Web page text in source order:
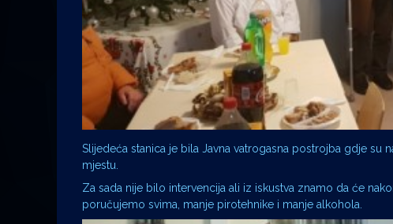
Slijedeća stanica je bila Javna vatrogasna postrojba gdje
mjestu.
Za sada nije bilo intervencija ali iz iskustva znamo da će
poručujemo svima, manje pirotehnike i manje alkohola.